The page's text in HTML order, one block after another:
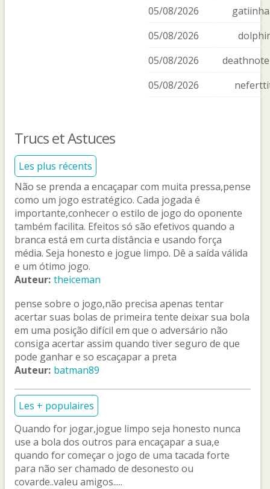
05/08/2026
05/08/2026
05/08/2026
05/08/2026
Trucs et Astuces
Les plus récents
Não se prenda a encaçapar com muita pressa,pense
como um jogo estratégico. Cada jogada é
importante,conhecer o estilo de jogo do oponente
também facilita. Efeitos só são efetivos quando a
branca está em curta distância e usando força
média. Seja honesto e jogue limpo. Dê a saída válida
e um ótimo jogo.
Auteur: theiceman
pense sobre o jogo,não precisa apenas tentar
acertar suas bolas de primeira tente deixar sua bola
em uma posição difícil em que o adversário não
consiga acertar assim quando tiver seguro de que
pode ganhar e so escaçapar a preta
Auteur: batman89
Les + populaires
Quando for jogar,jogue limpo seja honesto nunca
use a bola dos outros para encaçapar a sua,e
quando for começar o jogo de uma tacada forte
para não ser chamado de desonesto ou
covarde..valeu amigos.....